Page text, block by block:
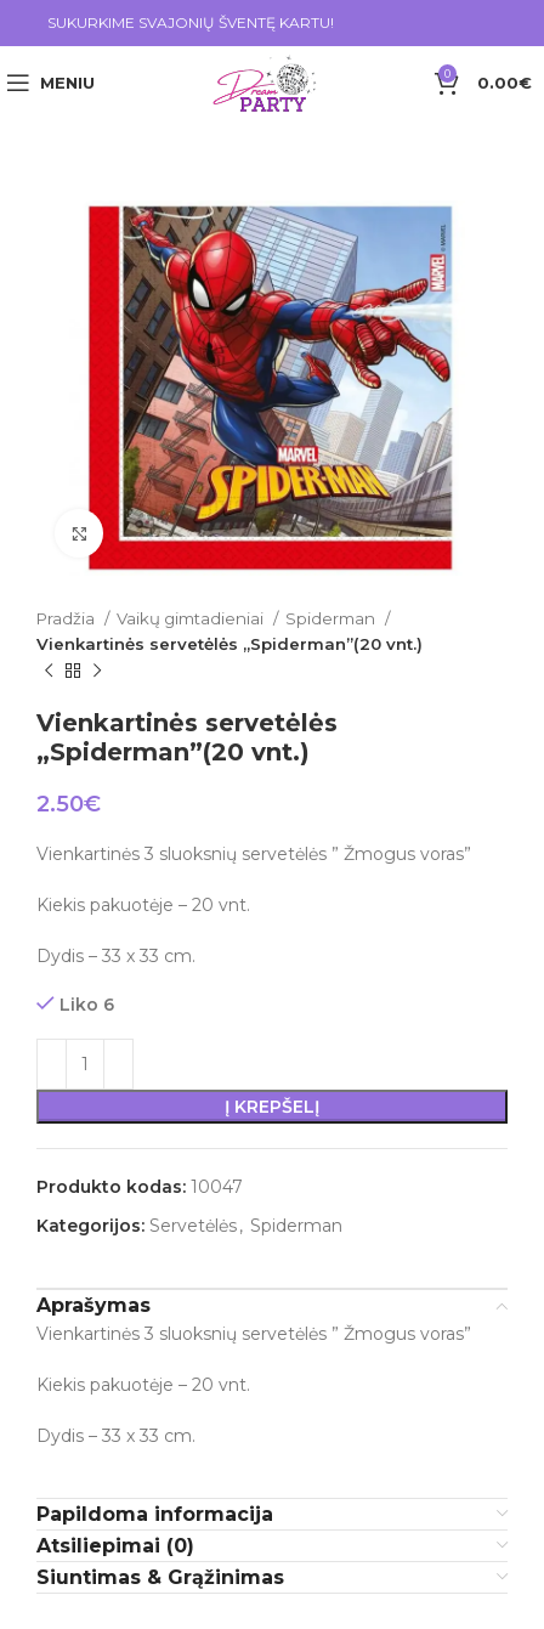
SUKURKIME SVAJONIŲ ŠVENTĘ KARTU!
MENIU 0 0.00€
Click to enlarge
Pradžia Vaikų gimtadieniai
Spiderman
Vienkartinės servetėlės „Spiderman”(20 vnt.)
Vienkartinės servetėlės
„Spiderman”(20 vnt.)
2.50€
Vienkartinės 3 sluoksnių servetėlės ” Žmogus voras”
Kiekis pakuotėje – 20 vnt.
Dydis – 33 x 33 cm.
Liko 6
Į KREPŠELĮ
Produkto kodas: 10047
Kategorijos: Servetėlės, Spiderman
Aprašymas
Vienkartinės 3 sluoksnių servetėlės ” Žmogus voras”
Kiekis pakuotėje – 20 vnt.
Dydis – 33 x 33 cm.
Papildoma informacija
Atsiliepimai (0)
Siuntimas & Grąžinimas